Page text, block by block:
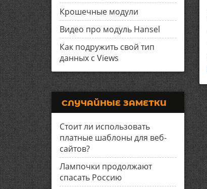
Крошечные модули
Видео про модуль Hansel
Как подружить свой тип
данных с Views
СЛУЧАЙНЫЕ ЗАМЕТКИ
Стоит ли использовать
платные шаблоны для веб-
сайтов?
Лампочки продолжают
спасать Россию